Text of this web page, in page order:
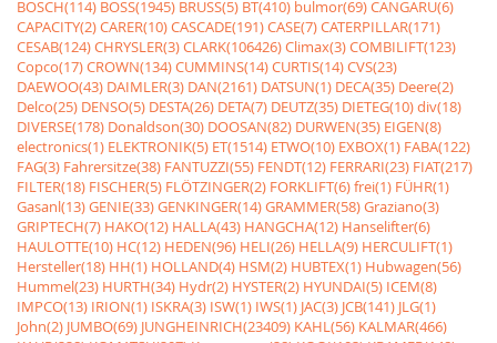
BOSCH(114) BOSS(1945) BRUSS(5) BT(410) bulmor(69)CANGARU(6)
CAPACITY(2)CARER(10)CASCADE(191)CASE(7)CATERPILLAR(171)
CESAB(124)CHRYSLER(3)CLARK(106426)Climax(3)COMBILIFT(123)
Copco(17)CROWN(134)CUMMINS(14)CURTIS(14)CVS(23)
DAEWOO(43) DAIMLER(3) DAN(2161) DATSUN(1) DECA(35) Deere(2)
Delco(25) DENSO(5) DESTA(26) DETA(7) DEUTZ(35) DIETEG(10)div(18)
DIVERSE(178) Donaldson(30) DOOSAN(82) DURWEN(35) EIGEN(8)
electronics(1) ELEKTRONIK(5) ET(1514) ETWO(10) EXBOX(1) FABA(122)
FAG(3) Fahrersitze(38) FANTUZZI(55) FENDT(12) FERRARI(23) FIAT(217)
FILTER(18) FISCHER(5) FLÖTZINGER(2) FORKLIFT(6)frei(1) FÜHR(1)
Gasanl(13)GENIE(33)GENKINGER(14)GRAMMER(58)Graziano(3)
GRIPTECH(7) HAKO(12) HALLA(43) HANGCHA(12) Hanselifter(6)
HAULOTTE(10) HC(12) HEDEN(96) HELI(26) HELLA(9) HERCULIFT(1)
Hersteller(18) HH(1) HOLLAND(4) HSM(2) HUBTEX(1) Hubwagen(56)
Hummel(23) HURTH(34) Hydr(2) HYSTER(2) HYUNDAI(5) ICEM(8)
IMPCO(13) IRION(1) ISKRA(3) ISW(1) IWS(1) JAC(3) JCB(141) JLG(1)
John(2) JUMBO(69) JUNGHEINRICH(23409) KAHL(56) KALMAR(466)